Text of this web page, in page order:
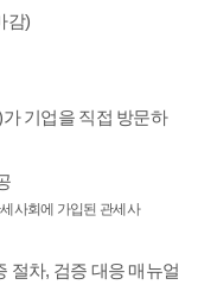
감)
기업을 직접 방문하
사회에 가입된 관세사
절차, 검증 대응 매뉴얼